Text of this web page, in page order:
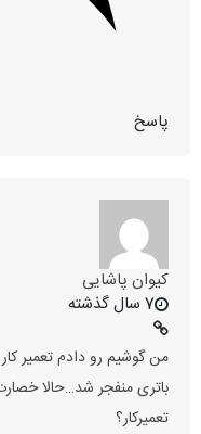
پاسخ
کیوان پاشایی
7 سال گذشته
من گوشیم رو دادم تعمیر
باتری منفجر شد…حالا
تعمیرکار؟